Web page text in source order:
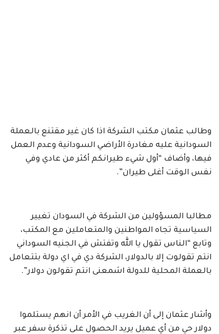
وطالب عثمان مكتب الشركة اذا كان غير مقتنع بالعملة
السودانية عليه مغادرة الأراضي السودانية وعدم العمل
فيها، وأضاف “أول شيء طيرانكم أكثر من عادي وفي
نفس الوقت أغلى طيران”.
مطالبا المسؤولين من الشركة في السودان تغيير
السياسية تجاه المواطنين والمتعاملين مع المكتب،
وتابع “الناس تقول يا الله وتفتش في الجنيه السوداني
انتم تقولوت إلا بالدولار، الشركة دي في اي دولة بتتعامل
بالعملة المحلية للدولة اشمعنى انتم تقولون دولار”.
وأشار عثمان إلى أن الغريب في الأمر أن انهم يستلموا
دولار حي من أي عميل يريد الحصول على تذكرة سفر عبر